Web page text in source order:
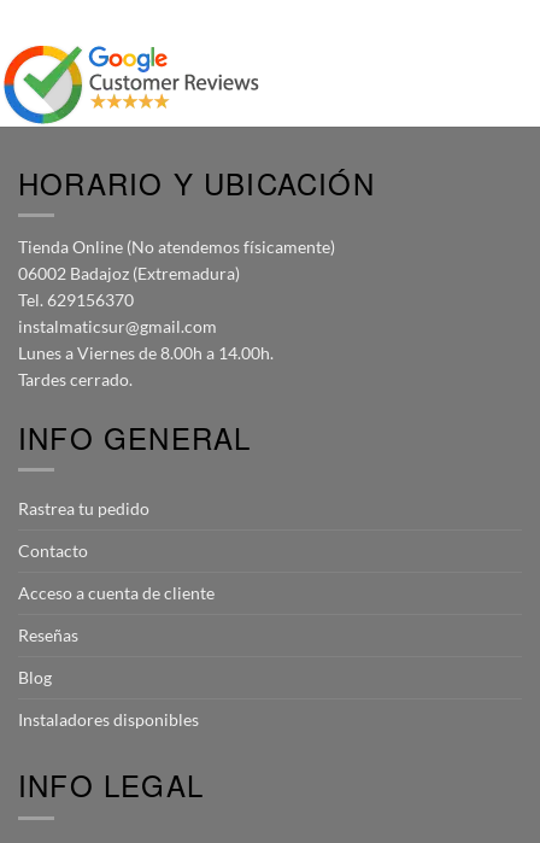
HORARIO Y UBICACIÓN
Tienda Online (No atendemos físicamente)
06002 Badajoz (Extremadura)
Tel. 629156370
instalmaticsur@gmail.com
Lunes a Viernes de 8.00h a 14.00h.
Tardes cerrado.
INFO GENERAL
Rastrea tu pedido
Contacto
Acceso a cuenta de cliente
Reseñas
Blog
Instaladores disponibles
INFO LEGAL